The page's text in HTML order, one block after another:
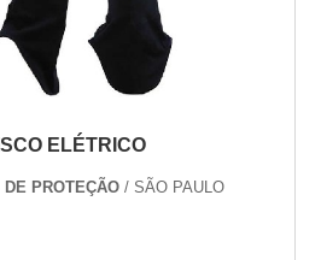
sarja com elastano é
e tem liberdade de
o brim Não usar
cloro Secar em tambor
ELÉTRICO
DE PROTEÇÃO / SÃO PAULO